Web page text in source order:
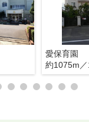
愛保育園
約1075m